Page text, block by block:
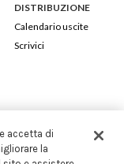
DISTRIBUZIONE
Calendario uscite
Scrivici
84 - 20135 Milano
Sociale 258.250 €
accetta di
la